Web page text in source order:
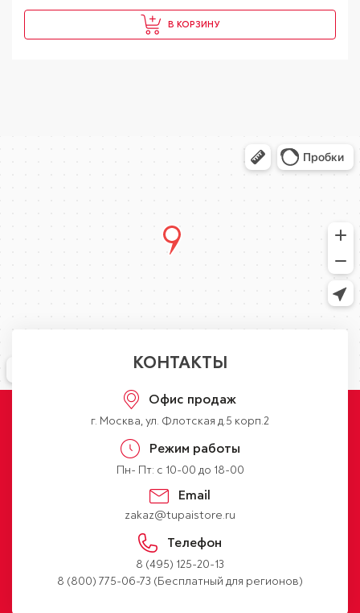
В КОРЗИНУ
КОНТАКТЫ
Офис продаж
г. Москва, ул. Флотская д.5 корп.2
Режим работы
Пн- Пт: с 10-00 до 18-00
Email
zakaz@tupaistore.ru
Телефон
8 (495) 125-20-13
8 (800) 775-06-73 (Бесплатный для регионов)